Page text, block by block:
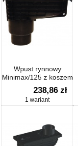
Wpust rynnowy
Minimax/125 z koszem
na liście, uszczelkami
pod rury spustowe d
75-110mm i
238,86 zł
1 wariant